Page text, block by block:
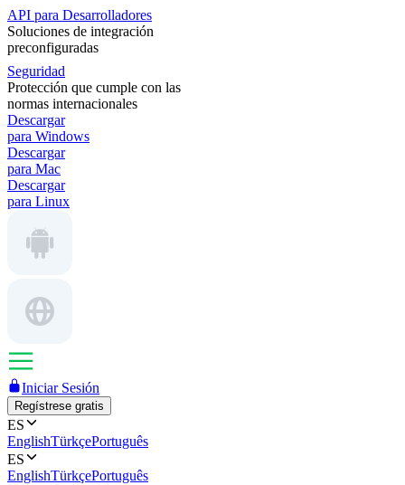
API para Desarrolladores
Soluciones de integración
preconfiguradas
Seguridad
Protección que cumple con las
normas internacionales
Descargar
para Windows
Descargar
para Mac
Descargar
para Linux
Iniciar Sesión
Regístrese gratis
ES
EnglishTürkçePortuguês
ES
EnglishTürkçePortuguês